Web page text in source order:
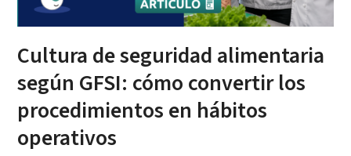
Cultura de seguridad alimentaria
según GFSI: cómo convertir los
procedimientos en hábitos
operativos